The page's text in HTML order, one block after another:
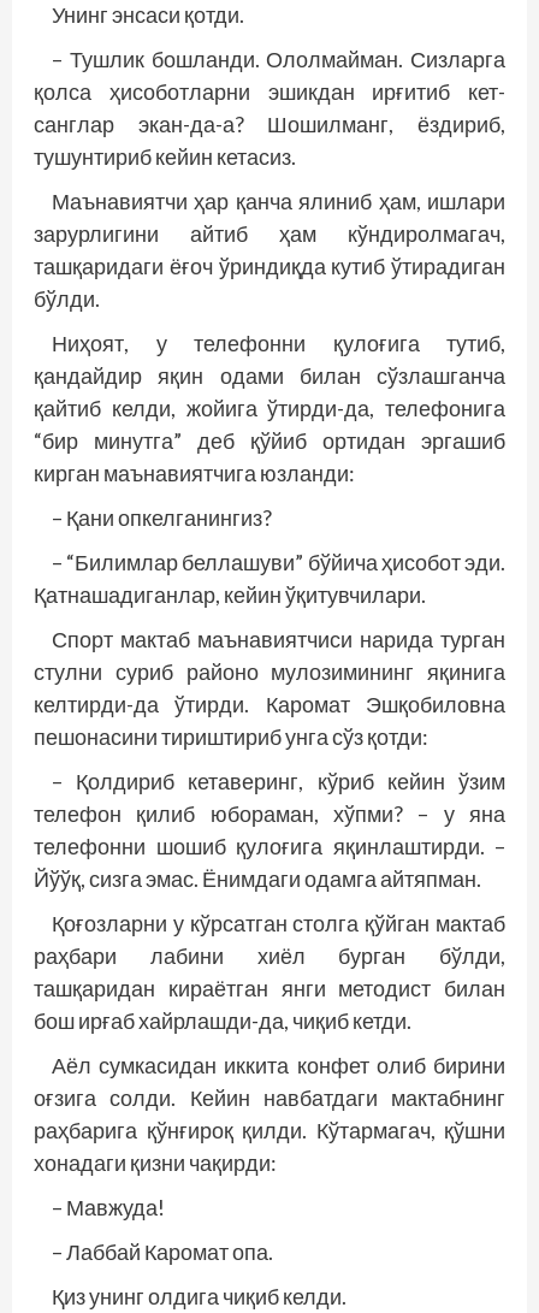
Унинг энсаси қотди.
– Тушлик бошланди. Ололмайман. Сизларга
қолса ҳисоботларни эшикдан ирғитиб кет­
санглар экан-да-а? Шошилманг, ёздириб,
тушунтириб кейин кетасиз.
Маънавиятчи ҳар қанча ялиниб ҳам, ишлари
зарурлигини айтиб ҳам кўндиролмагач,
ташқаридаги ёғоч ўриндиқда кутиб ўтирадиган
бўлди.
Ниҳоят, у телефонни қулоғига тутиб,
қандайдир яқин одами билан сўзлашганча
қайтиб келди, жойига ўтирди-да, телефонига
“бир минутга” деб қўйиб ортидан эргашиб
кирган маънавиятчига юзланди:
– Қани опкелганингиз?
– “Билимлар беллашуви” бўйича ҳисобот эди.
Қатнашадиганлар, кейин ўқитувчилари.
Спорт мактаб маънавиятчиси нарида турган
стулни суриб районо мулозимининг яқинига
келтирди-да ўтирди. Каромат Эшқобиловна
пешонасини тириштириб унга сўз қотди:
– Қолдириб кетаверинг, кўриб кейин ўзим
телефон қилиб юбораман, хўпми? – у яна
телефонни шошиб қулоғига яқинлаштирди. –
Йўўқ, сизга эмас. Ёнимдаги одамга айтяпман.
Қоғозларни у кўрсатган столга қўйган мактаб
раҳбари лабини хиёл бурган бўлди,
ташқаридан кираётган янги методист билан
бош ирғаб хайрлашди-да, чиқиб кетди.
Аёл сумкасидан иккита конфет олиб бирини
оғзига солди. Кейин навбатдаги мактабнинг
раҳбарига қўнғироқ қилди. Кўтармагач, қўшни
хонадаги қизни чақирди:
– Мавжуда!
– Лаббай Каромат опа.
Қиз унинг олдига чиқиб келди.